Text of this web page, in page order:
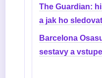
The Guardian:
a jak ho sledovat
Barcelona
sestavy a